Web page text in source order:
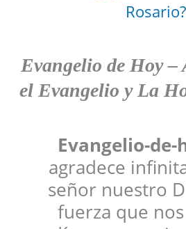
Rosario?
Evangelio de Hoy–
el Evangelio y La
Evangelio-de-
agradece
señor nuestro
fuerza que